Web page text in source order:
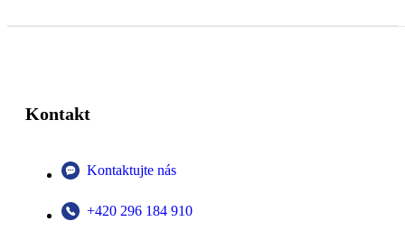
Kontakt
Kontaktujte nás
+420 296 184 910